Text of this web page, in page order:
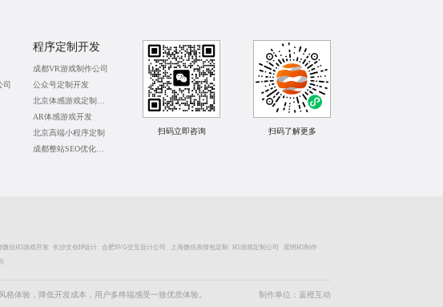
司
程序定制开发
成都VR游戏制作公司
公众号定制开发
AR体感游戏开发
北京高端小程序定制
成都整站SEO优化公司
扫码立即咨询 扫码了解更多
微信H5游戏开发 长沙文创IP设计 合肥SVG交互设计公司 上海微信表情包定制 H5游戏定制公司
昆明H5制作
体验，降低开发成本，用户多终端感受一致优质体验。 制作单位：蓝橙互动